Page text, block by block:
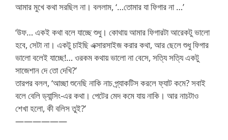
আমার মুখে কথা সরছিল না। বললাম, ‘…তোমার যা ফিগার না …’
‘উফ… একই কথা বলে যাচ্ছে শুধু। কোথায় আমার ফিগারটা আরেকটু ভালো
হবে, সেটা না। একটু চাইছি এক্সারসাইজ করার কথা, আর ছেলে শুধু ফিগার
ভালো বলেই যাচ্ছে!… ওরকম কথায় ভালো না বেসে, সত্যি সত্যি একটু
সাজেশান দে তো দেখি?’
তারপর বলল, ‘আচ্ছা শুনেছি নাকি নাচ প্র্যাকটিস করলে ফ্যাট কমে? সবাই
বলে বেলি ড্যান্সিং-এর কথা। পেটের মেদ কমে যায় নাকি। আর নাচটাও
শেখা হলো, কী বলিস তুই?’
——————